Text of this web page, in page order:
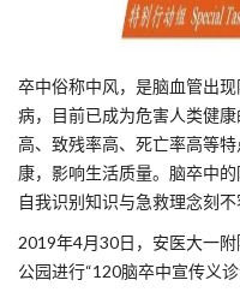
卒中俗称中风，是脑血管出
病，目前已成为危害人类健
高、致残率高、死亡率高等
康，影响生活质量。脑卒中
自我识别知识与急救理念刻不
2019年4月30日，安医大一
公园进行“120脑卒中宣传义诊